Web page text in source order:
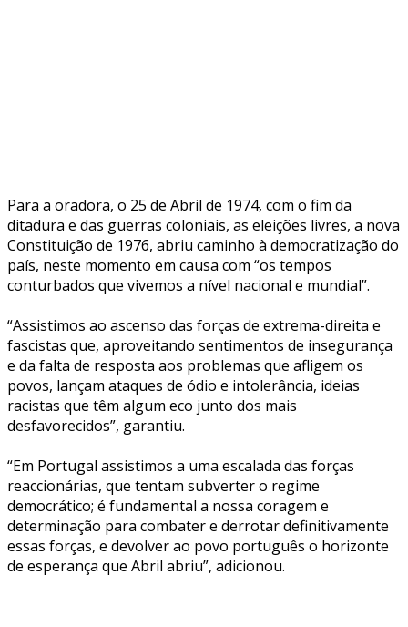
Para a oradora, o 25 de Abril de 1974, com o fim da
ditadura e das guerras coloniais, as eleições livres, a nova
Constituição de 1976, abriu caminho à democratização do
país, neste momento em causa com “os tempos
conturbados que vivemos a nível nacional e mundial”.
“Assistimos ao ascenso das forças de extrema-direita e
fascistas que, aproveitando sentimentos de insegurança
e da falta de resposta aos problemas que afligem os
povos, lançam ataques de ódio e intolerância, ideias
racistas que têm algum eco junto dos mais
desfavorecidos”, garantiu.
“Em Portugal assistimos a uma escalada das forças
reaccionárias, que tentam subverter o regime
democrático; é fundamental a nossa coragem e
determinação para combater e derrotar definitivamente
essas forças, e devolver ao povo português o horizonte
de esperança que Abril abriu”, adicionou.